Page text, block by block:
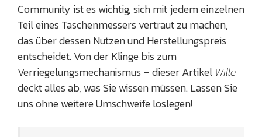
Community ist es wichtig, sich mit jedem einzelnen
Teil eines Taschenmessers vertraut zu machen,
das über dessen Nutzen und Herstellungspreis
entscheidet. Von der Klinge bis zum
Verriegelungsmechanismus – dieser Artikel Wille
deckt alles ab, was Sie wissen müssen. Lassen Sie
uns ohne weitere Umschweife loslegen!